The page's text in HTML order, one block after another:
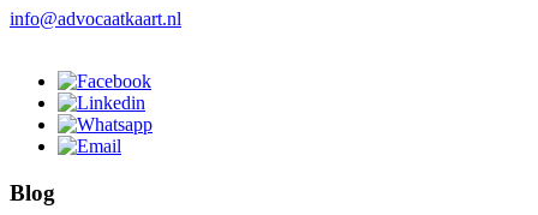
info@advocaatkaart.nl
Blog